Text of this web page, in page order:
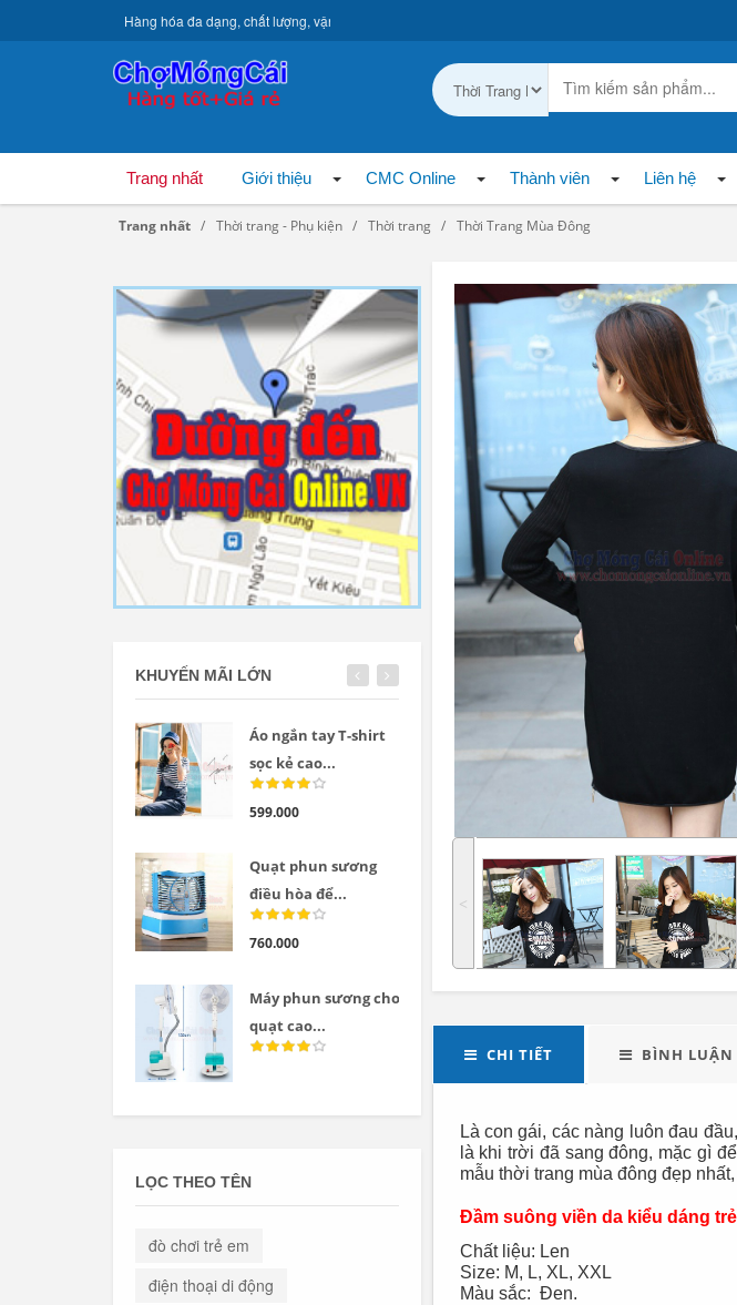
Hàng hóa đa dạng, chất lượng, vận chuyển toàn quốc.
Trang nhất Giới thiệu CMC Online Thành viên Liên hệ
Trang nhất Thời trang - Phụ kiện Thời trang Thời Trang Mùa Đông
˂
CHI TIẾT BÌNH LUẬN
Là con gái, các nàng luôn đau
là khi trời đã sang đông, mặc gì
mẫu thời trang mùa đông đẹp
Đầm suông viền da kiểu dáng
Chất liệu: Len
Size: M, L, XL, XXL
Màu sắc: Đen.
KHUYẾN MÃI LỚN
Áo ngắn tay T-shirt
sọc kẻ cao...
599.000
Quạt phun sương
điều hòa để...
760.000
Máy phun sương cho
quạt cao...
LED tuýp cầm tay đa
năng...
Đèn tích điện xách
tay cao cấp...
Đèn tích điện cao
cấp KM 792C
LỌC THEO TÊN
đò chơi trẻ em
điện thoại di động